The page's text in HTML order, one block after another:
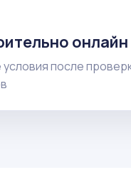
онлайн
после